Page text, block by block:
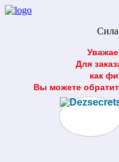
Для
как
Вы можете